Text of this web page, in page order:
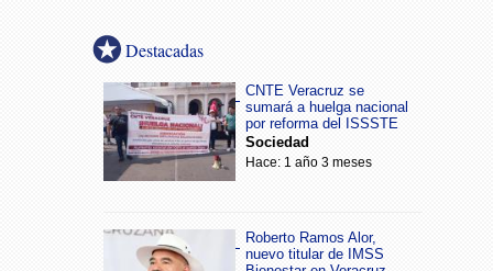
Destacadas
CNTE Veracruz se
sumará a huelga nacional
por reforma del ISSSTE
Sociedad
Hace: 1 año 3 meses
Roberto Ramos Alor,
nuevo titular de IMSS